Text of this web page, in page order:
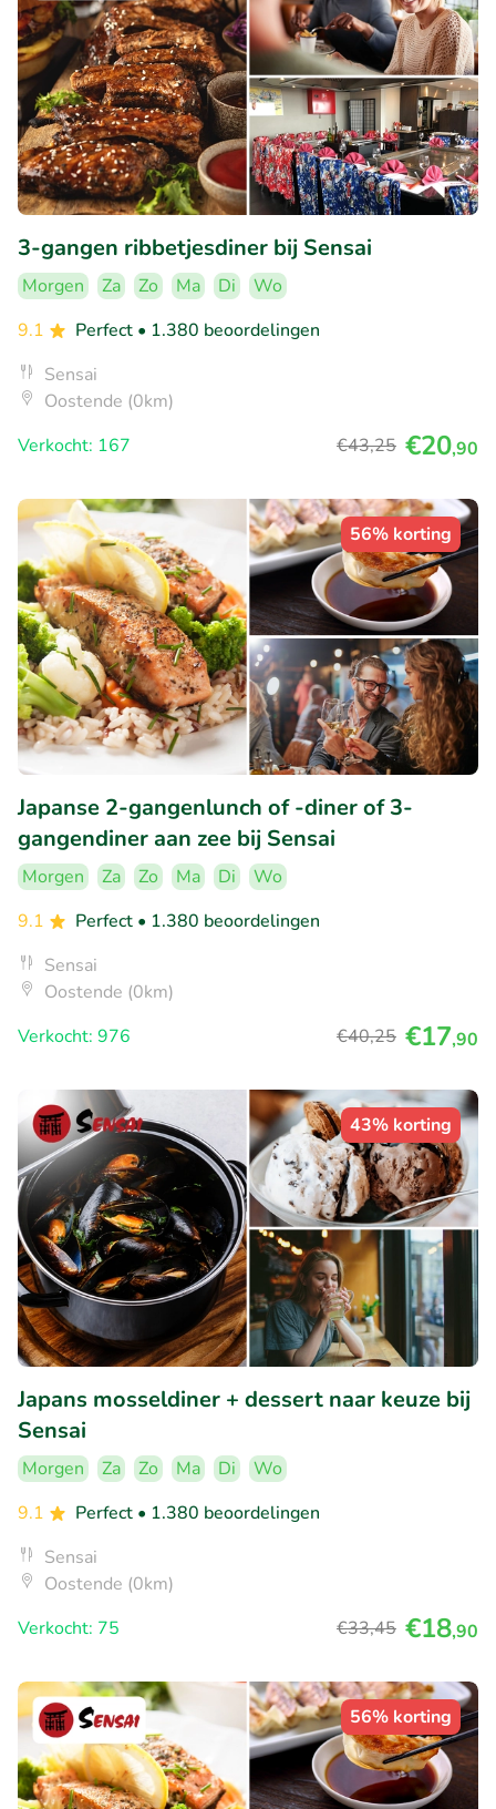
3-gangen ribbetjesdiner bij Sensai
Morgen Za Zo Ma Di
Wo
9.1
Perfect • 1.380 beoordelingen
Sensai
Oostende (0km)
Verkocht: 167
€43,25 €20,90
56% korting
Japanse 2-gangenlunch of -diner of 3-
gangendiner aan zee bij Sensai
Morgen Za Zo Ma Di
Wo
9.1
Perfect • 1.380 beoordelingen
Sensai
Oostende (0km)
Verkocht: 976
€40,25 €17,90
43% korting
Japans mosseldiner + dessert naar keuze bij
Sensai
Morgen Za Zo Ma Di
Wo
9.1
Perfect • 1.380 beoordelingen
Sensai
Oostende (0km)
Verkocht: 75
€33,45 €18,90
56% korting